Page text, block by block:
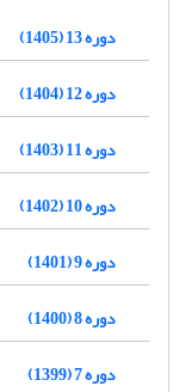
دوره 13 (1405)
دوره 12 (1404)
دوره 11 (1403)
دوره 10 (1402)
دوره 9 (1401)
دوره 8 (1400)
دوره 7 (1399)